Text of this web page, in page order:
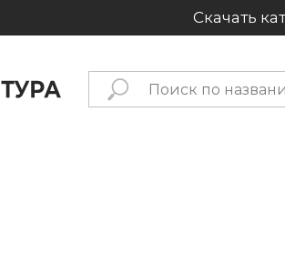
Скачать